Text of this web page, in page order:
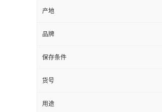
产地
品牌
保存条件
货号
用途